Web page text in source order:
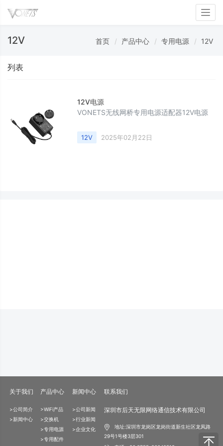
12V 首页 产品中心 专用电源 12V
列表
12V电源
VONETS无线网桥专用电源适配器12V电源
12V 2025年02月22日
关于我们
>公司简介
>新闻中心
产品中心
>WiFi产品
>交换机
>专用电源
>专用配件
新闻中心
>公司新闻
>行业新闻
>企业文化
联系我们
深圳市后天无限网络通信技术有限公司
地址:深圳市龙岗区龙岗街道新生社区龙凤路
29号1号楼3层301